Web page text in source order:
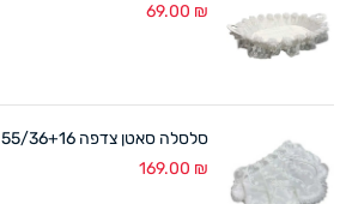
69.00 ₪
סלסלה סאטן צדפה 55/36+16 ס"מ לבן
169.00 ₪